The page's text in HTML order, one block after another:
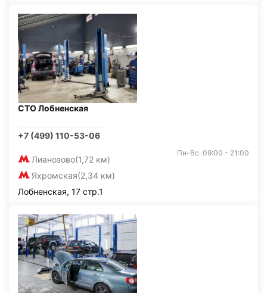
СТО Лобненская
+7 (499) 110-53-06
Лианозово(1,72 км)
Яхромская(2,34 км)
Пн-Вс: 09:00 - 21:00
Лобненская, 17 стр.1